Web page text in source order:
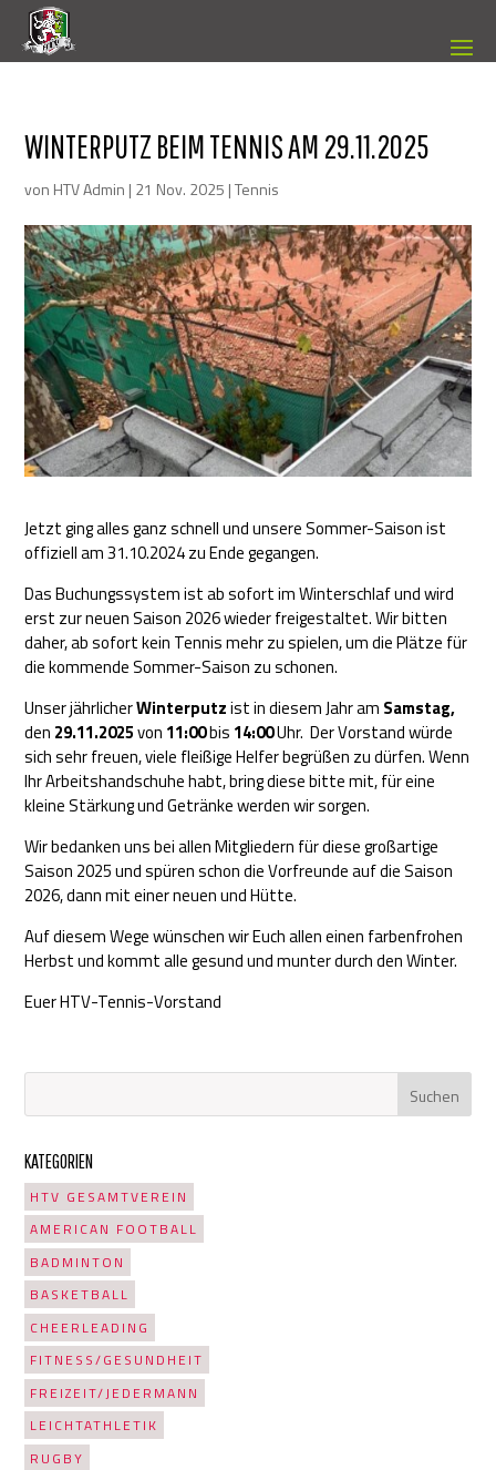
WINTERPUTZ BEIM TENNIS AM 29.11.2025
von HTV Admin | 21 Nov. 2025 |Tennis
Jetzt ging alles ganz schnell und unsere Sommer-Saison ist
offiziell am 31.10.2024 zu Ende gegangen.
Das Buchungssystem ist ab sofort im Winterschlaf und wird
erst zur neuen Saison 2026 wieder freigestaltet. Wir bitten
daher, ab sofort kein Tennis mehr zu spielen, um die Plätze für
die kommende Sommer-Saison zu schonen.
Unser jährlicherWinterputzist in diesem Jahr am Samstag,
den 29.11.2025von 11:00bis 14:00Uhr. Der Vorstand würde
sich sehr freuen, viele fleißige Helfer begrüßen zu dürfen. Wenn
Ihr Arbeitshandschuhe habt, bring diese bitte mit, für eine
kleine Stärkung und Getränke werden wir sorgen.
Wir bedanken uns bei allen Mitgliedern für diese großartige
Saison 2025 und spüren schon die Vorfreunde auf die Saison
2026, dann mit einer neuen und Hütte.
Auf diesem Wege wünschen wir Euch allen einen farbenfrohen
Herbst und kommt alle gesund und munter durch den Winter.
Euer HTV-Tennis-Vorstand
KATEGORIEN
HTV GESAMTVEREIN
AMERICAN FOOTBALL
BADMINTON
BASKETBALL
CHEERLEADING
FITNESS/GESUNDHEIT
FREIZEIT/JEDERMANN
LEICHTATHLETIK
RUGBY